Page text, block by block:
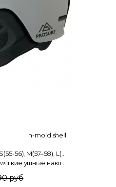
In-mold shell
S(55-56), M(57–58), L(59–60), XL(61)
руб